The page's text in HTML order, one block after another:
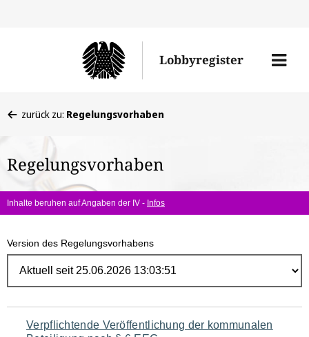
Lobbyregister
Menü
befinden
hier:
zurück zu: Regelungsvorhaben
Regelungsvorhaben
Inhalte beruhen auf Angaben der IV - Infos
Version des Regelungsvorhabens
Navigation
Verpflichtende Veröffentlichung der kommunalen